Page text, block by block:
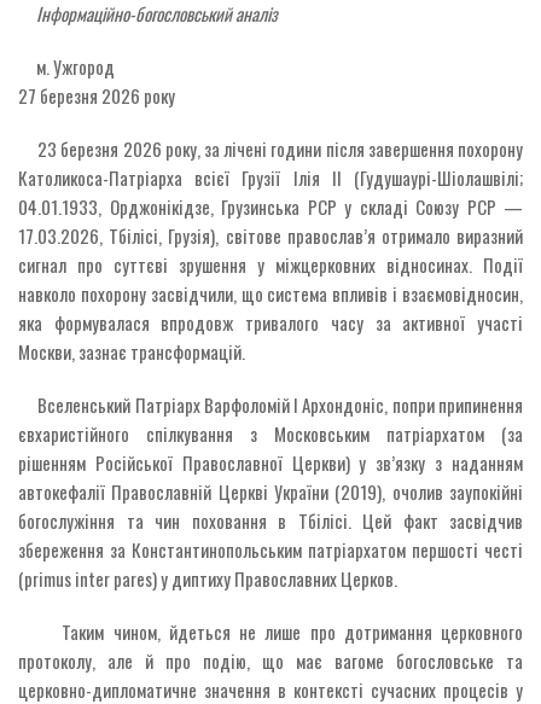
Інформаційно-богословський аналіз
м. Ужгород
27 березня 2026 року
23 березня 2026 року, за лічені години після завершення похорону
Католикоса-Патріарха всієї Грузії Ілія II (Гудушаурі-Шіолашвілі;
04.01.1933, Орджонікідзе, Грузинська РСР у складі Союзу РСР —
17.03.2026, Тбілісі, Грузія), світове православ’я отримало виразний
сигнал про суттєві зрушення у міжцерковних відносинах. Події
навколо похорону засвідчили, що система впливів і взаємовідносин,
яка формувалася впродовж тривалого часу за активної участі
Москви, зазнає трансформацій.
Вселенський Патріарх Варфоломій I Архондоніс, попри припинення
євхаристійного спілкування з Московським патріархатом (за
рішенням Російської Православної Церкви) у зв’язку з наданням
автокефалії Православній Церкві України (2019), очолив заупокійні
богослужіння та чин поховання в Тбілісі. Цей факт засвідчив
збереження за Константинопольським патріархатом першості честі
(primus inter pares) у диптиху Православних Церков.
Таким чином, йдеться не лише про дотримання церковного
протоколу, але й про подію, що має вагоме богословське та
церковно-дипломатичне значення в контексті сучасних процесів у